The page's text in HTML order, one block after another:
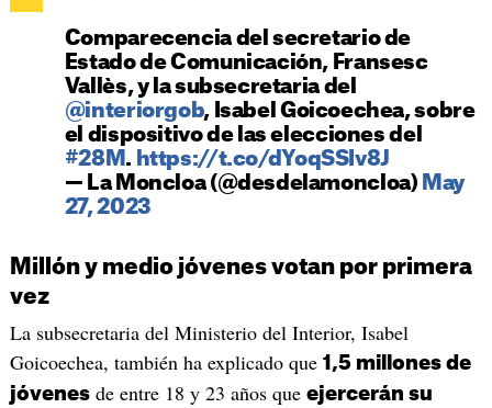
Comparecencia del secretario de
Estado de Comunicación, Fransesc
Vallès, y la subsecretaria del
@interiorgob, Isabel Goicoechea, sobre
el dispositivo de las elecciones del
#28M . https://t.co/dYoqSSIv8J
— La Moncloa (@desdelamoncloa) May
27, 2023
Millón y medio jóvenes votan por primera
vez
La subsecretaria del Ministerio del Interior, Isabel
Goicoechea, también ha explicado que 1,5 millones de
jóvenesde entre 18 y 23 años que ejercerán su